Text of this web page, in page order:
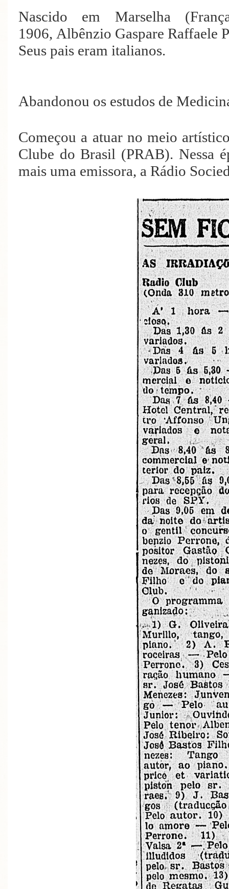
Nascido em Marselha
1906, Albênzio Gaspare Raffaele
Seus pais eram italianos.
Abandonou os estudos de
Começou a atuar no meio
Clube do Brasil (PRAB). Nessa
mais uma emissora, a Rádio